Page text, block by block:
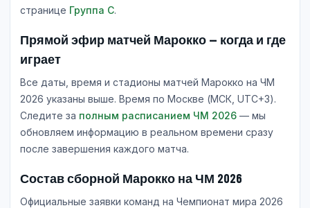
странице Группа C.
Прямой эфир матчей Марокко — когда и где
играет
Все даты, время и стадионы матчей Марокко на ЧМ
2026 указаны выше. Время по Москве (МСК, UTC+3).
Следите за полным расписанием ЧМ 2026 — мы
обновляем информацию в реальном времени сразу
после завершения каждого матча.
Состав сборной Марокко на ЧМ 2026
Официальные заявки команд на Чемпионат мира 2026